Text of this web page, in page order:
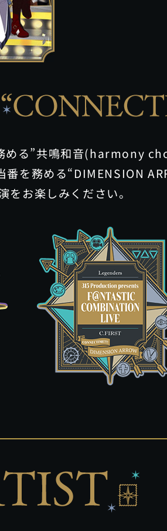
る”共鳴和音(harmony
を務める“DIMENSION
をお楽しみください。